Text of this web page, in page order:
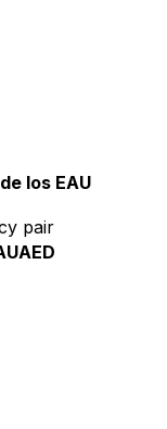
los EAU
pair
AED